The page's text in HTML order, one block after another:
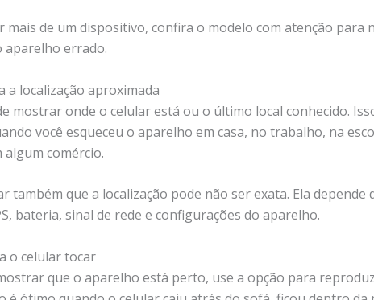
mais de um dispositivo, confira o modelo com atenção para
aparelho errado.
a localização aproximada
mostrar onde o celular está ou o último local conhecido.
você esqueceu o aparelho em casa, no trabalho, na
comércio.
também que a localização pode não ser exata. Ela depende
bateria, sinal de rede e configurações do aparelho.
o celular tocar
que o aparelho está perto, use a opção para